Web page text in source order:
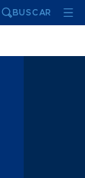
BUSCAR